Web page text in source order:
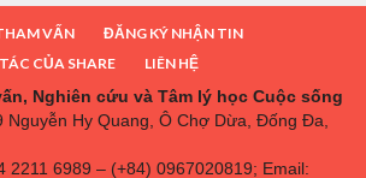
VẤN
ĐĂNG KÝ NHẬN TIN
CỦA SHARE
LIÊN HỆ
Nghiên cứu và Tâm lý học Cuộc sống
Nguyễn Hy Quang, Ô Chợ Dừa, Đống Đa,
2211 6989 – (+84) 0967020819; Email: